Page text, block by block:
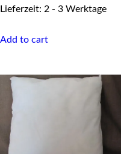
Lieferzeit: 2 - 3 Werktage
Add to cart